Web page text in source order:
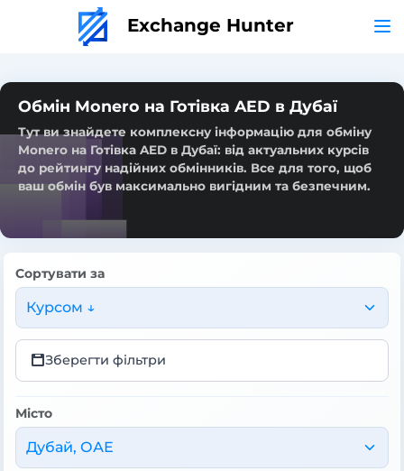
Exchange Hunter
Обмін Monero на Готівка AED в Дубаї
Тут ви знайдете комплексну інформацію для обміну
Monero на Готівка AED в Дубаї: від актуальних курсів
до рейтингу надійних обмінників. Все для того, щоб
ваш обмін був максимально вигідним та безпечним.
Сортувати за
Курсом ↓
Зберегти фільтри
Місто
Дубай, ОАЕ